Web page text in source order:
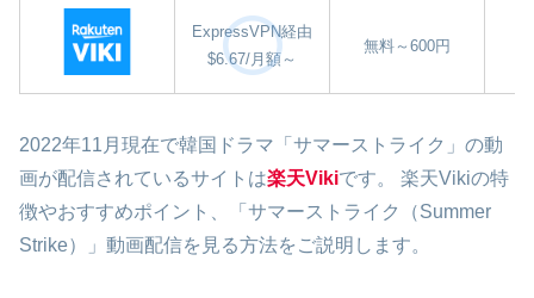
ExpressVPN経由
$6.67/月額～
無料～600円
2022年11月現在で韓国ドラマ「サマーストライク」の動
画が配信されているサイトは楽天Vikiです。 楽天Vikiの特
徴やおすすめポイント、「サマーストライク（Summer
Strike）」動画配信を見る方法をご説明します。